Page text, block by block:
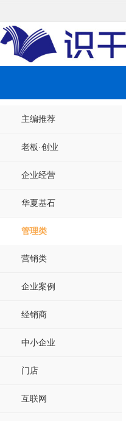
主编推荐
老板·创业
企业经营
华夏基石
管理类
营销类
企业案例
经销商
中小企业
门店
互联网